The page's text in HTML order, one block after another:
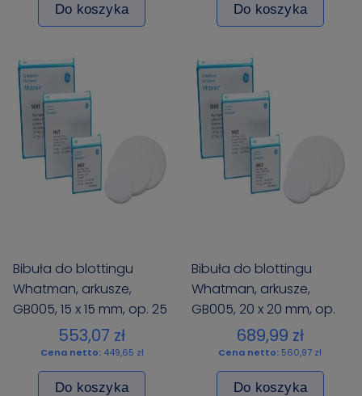
Do koszyka Do koszyka
Bibuła do blottingu
Whatman, arkusze,
GB005, 15 x 15 mm, op. 25
553,07 zł
Cena netto: 449,65 zł
Do koszyka
Bibuła do blottingu
Whatman, arkusze,
GB005, 20 x 20 mm, op.
689,99 zł
Cena netto: 560,97 zł
Do koszyka